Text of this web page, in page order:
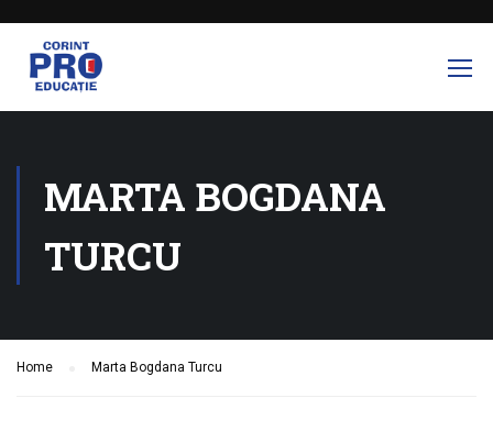
MARTA BOGDANA
TURCU
Home Marta Bogdana Turcu